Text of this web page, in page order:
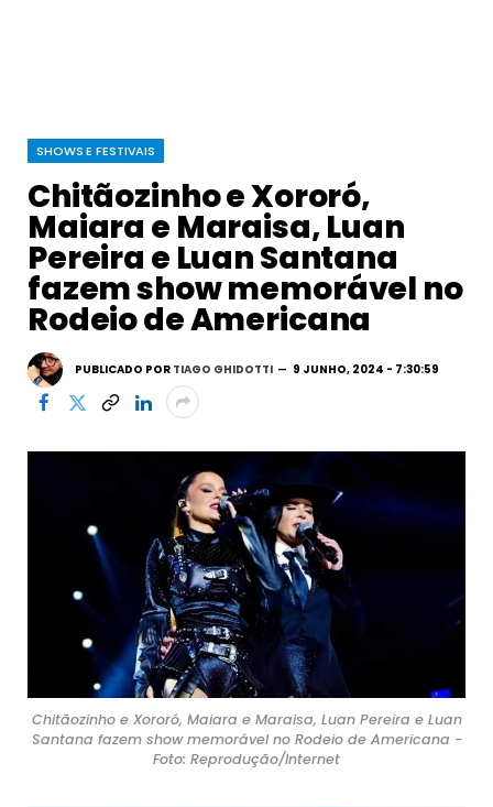
SHOWS E FESTIVAIS
Chitãozinho e Xororó,
Maiara e Maraisa, Luan
Pereira e Luan Santana
fazem show memorável no
Rodeio de Americana
PUBLICADO POR TIAGO GHIDOTTI 9 JUNHO, 2024 - 7:30:59
Chitãozinho e Xororó, Maiara e Maraisa, Luan Pereira e Luan
Santana fazem show memorável no Rodeio de Americana -
Foto: Reprodução/Internet